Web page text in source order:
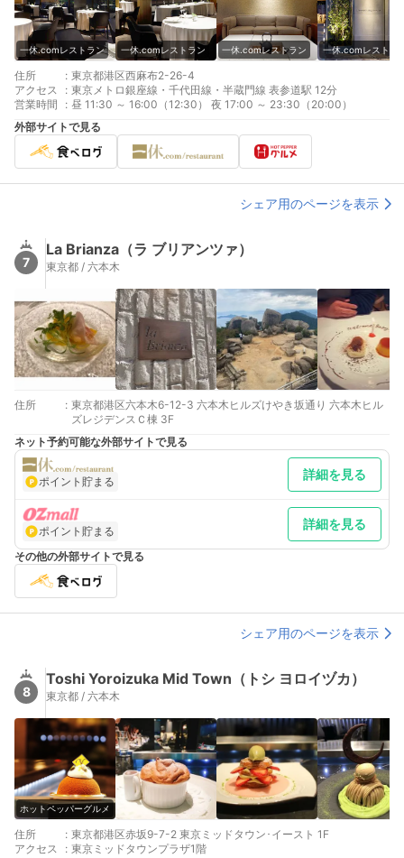
一休.comレストラン 一休.comレストラン 一休.comレストラン 一休.comレストラ
住所 : 東京都港区西麻布2-26-4
アクセス
: 東京メトロ銀座線・千代田線・半蔵門線 表参道駅 12分
営業時間
: 昼 11:30 ～ 16:00（12:30） 夜 17:00 ～ 23:30（20:00）
外部サイトで見る
シェア用のページを表示
7
La Brianza（ラ ブリアンツァ）
東京都 / 六本木
住所 : 東京都港区六本木6-12-3 六本木ヒルズけやき坂通り 六本木ヒル
ズレジデンスＣ棟 3F
ネット予約可能な外部サイトで見る
ポイント貯まる 詳細を見る
ポイント貯まる 詳細を見る
その他の外部サイトで見る
シェア用のページを表示
8
Toshi Yoroizuka Mid Town（トシ ヨロイヅカ）
東京都 / 六本木
ホットペッパーグルメ
住所 : 東京都港区赤坂9-7-2 東京ミッドタウン･イースト 1F
アクセス
: 東京ミッドタウンプラザ1階